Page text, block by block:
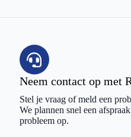
Neem contact op met
Stel je vraag of meld een
We plannen snel een
probleem op.